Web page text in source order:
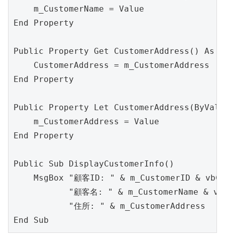
    m_CustomerName = Value
End Property
Public Property Get CustomerAddress() As
    CustomerAddress = m_CustomerAddress
End Property
Public Property Let
    m_CustomerAddress = Value
End Property
Public Sub DisplayCustomerInfo()
MsgBox "顧客ID: " & m_CustomerID &
"顧客名: " & m_CustomerName &
           "住所: " & m_CustomerAddress